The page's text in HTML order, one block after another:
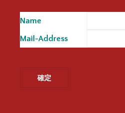
Name
Mail-Address